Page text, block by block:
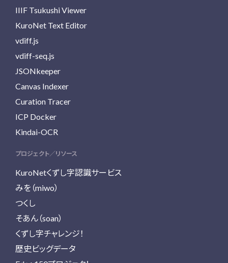
IIIF Tsukushi Viewer
KuroNet Text Editor
vdiff.js
vdiff-seq.js
JSONkeeper
Canvas Indexer
Curation Tracer
ICP Docker
Kindai-OCR
プロジェクト／リソース
KuroNetくずし字認識サービス
みを（miwo）
つくし
そあん（soan）
くずし字チャレンジ！
歴史ビッグデータ